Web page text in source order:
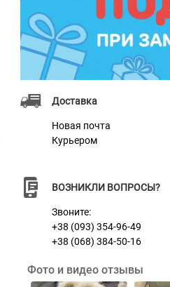
Доставка
Новая почта
Курьером
ВОЗНИКЛИ ВОПРОСЫ?
Звоните:
+38 (093) 354-96-49
+38 (068) 384-50-16
Фото и видео отзывы